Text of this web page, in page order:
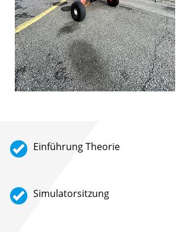
Einführung Theorie
Simulatorsitzung